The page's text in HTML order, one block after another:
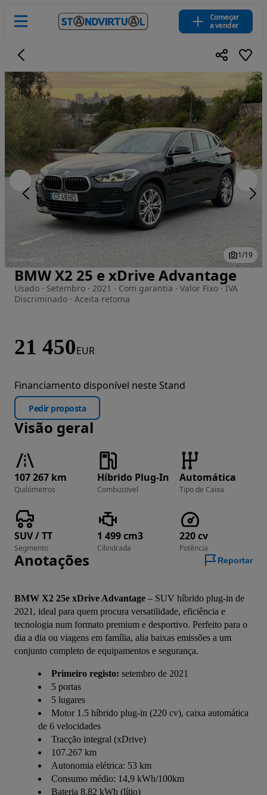
Começar
a vender
Imagem 1 de 19
1/19
BMW X2 25 e xDrive Advantage
Usado · Setembro · 2021 · Com garantia · Valor Fixo · IVA
Discriminado · Aceita retoma
21 450EUR
Financiamento disponível neste Stand
Pedir proposta
Visão geral
107 267 km
Quilómetros
Híbrido Plug-In
Combustível
Automática
Tipo de Caixa
SUV / TT
Segmento
1 499 cm3
Cilindrada
220 cv
Potência
Anotações Reportar
BMW X2 25e xDrive Advantage – SUV híbrido plug-in de
2021, ideal para quem procura versatilidade, eficiência e
tecnologia num formato premium e desportivo. Perfeito para o
dia a dia ou viagens em família, alia baixas emissões a um
conjunto completo de equipamentos e segurança.
Primeiro registo: setembro de 2021
5 portas
5 lugares
Motor 1.5 híbrido plug-in (220 cv), caixa automática
de 6 velocidades
Tracção integral (xDrive)
107.267 km
Autonomia elétrica: 53 km
Consumo médio: 14,9 kWh/100km
Bateria 8,82 kWh (lítio)